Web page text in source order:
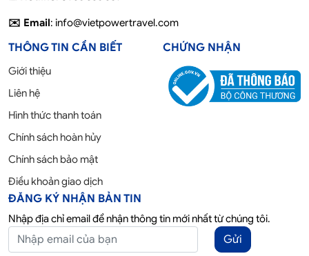
✉️ Email: info@vietpowertravel.com
THÔNG TIN CẦN BIẾT
Giới thiệu
Liên hệ
Hình thức thanh toán
Chính sách hoàn hủy
Chính sách bảo mật
Điều khoản giao dịch
CHỨNG NHẬN
ĐĂNG KÝ NHẬN BẢN TIN
Nhập địa chỉ email để nhận thông tin mới nhất từ chúng tôi.
Gửi